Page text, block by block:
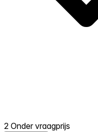
2 Onder vraagprijs